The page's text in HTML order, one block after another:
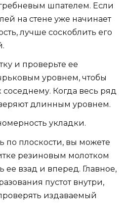
шпателем. Если
на стене уже начинает
лучше соскоблить его
и проверьте ее
уровнем, чтобы
Когда весь ряд
длинным уровнем.
укладки.
по плоскости, вы можете
резиновым молотком
ее взад и вперед. Главное,
пустот внутри,
издаваемый